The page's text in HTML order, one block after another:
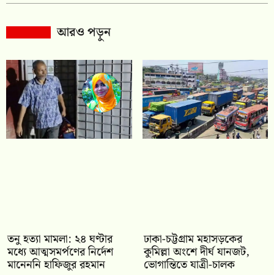
আরও পড়ুন
তনু হত্যা মামলা: ২৪ ঘণ্টার
মধ্যে আত্মসমর্পণের নির্দেশ
মানেননি হাফিজুর রহমান
ঢাকা-চট্টগ্রাম মহাসড়কের
কুমিল্লা অংশে দীর্ঘ যানজট,
ভোগান্তিতে যাত্রী-চালক